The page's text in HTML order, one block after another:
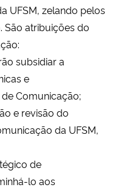
UFSM, zelando pelos
São atribuições do
subsidiar a
e
Comunicação;
e revisão do
da UFSM,
de
lo aos